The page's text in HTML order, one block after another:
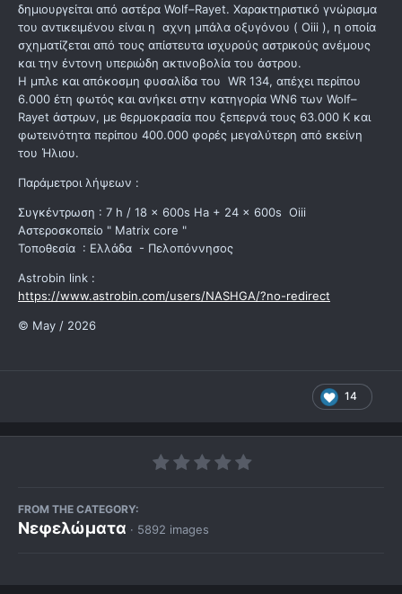
δημιουργείται από αστέρα Wolf–Rayet. Χαρακτηριστικό γνώρισμα
του αντικειμένου είναι η αχνη μπάλα οξυγόνου ( Oiii ), η οποία
σχηματίζεται από τους απίστευτα ισχυρούς αστρικούς ανέμους
και την έντονη υπεριώδη ακτινοβολία του άστρου.
Η μπλε και απόκοσμη φυσαλίδα του WR 134, απέχει περίπου
6.000 έτη φωτός και ανήκει στην κατηγορία WN6 των Wolf–
Rayet άστρων, με θερμοκρασία που ξεπερνά τους 63.000 K και
φωτεινότητα περίπου 400.000 φορές μεγαλύτερη από εκείνη
του Ήλιου.
Παράμετροι λήψεων :
Συγκέντρωση : 7 h / 18 x 600s Ha + 24 x 600s Oiii
Αστεροσκοπείο " Matrix core "
Τοποθεσία : Ελλάδα - Πελοπόννησος
Astrobin link :
https://www.astrobin.com/users/NASHGA/?no-redirect
© May / 2026
14
FROM THE CATEGORY:
Νεφελώματα · 5892 images